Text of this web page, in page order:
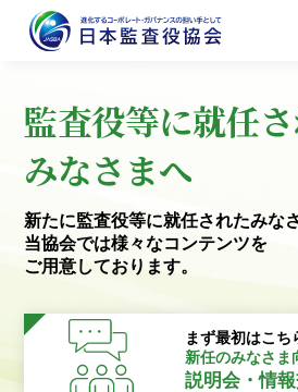
監査役等に就任
みなさまへ
新たに監査役等に就任されたみな
当協会では様々なコンテンツを
ご用意しております。
まず最初はこち
新任のみなさま
説明会・情